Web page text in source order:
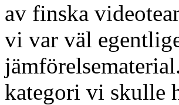
av finska
vi var väl
kategori vi skulle